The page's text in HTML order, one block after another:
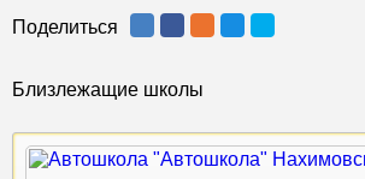
Поделиться
Близлежащие школы